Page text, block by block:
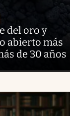
del oro y
abierto más
de 30 años